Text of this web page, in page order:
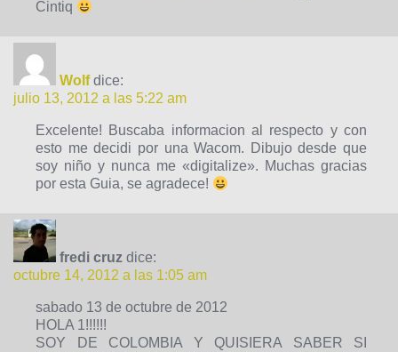
Cintiq
Wolf dice:
julio 13, 2012 a las 5:22 am
Excelente! Buscaba informacion al respecto y con
esto me decidi por una Wacom. Dibujo desde que
soy niño y nunca me «digitalize». Muchas gracias
por esta Guia, se agradece!
fredi cruz dice:
octubre 14, 2012 a las 1:05 am
sabado 13 de octubre de 2012
HOLA 1!!!!!!
SOY DE COLOMBIA Y QUISIERA SABER SI